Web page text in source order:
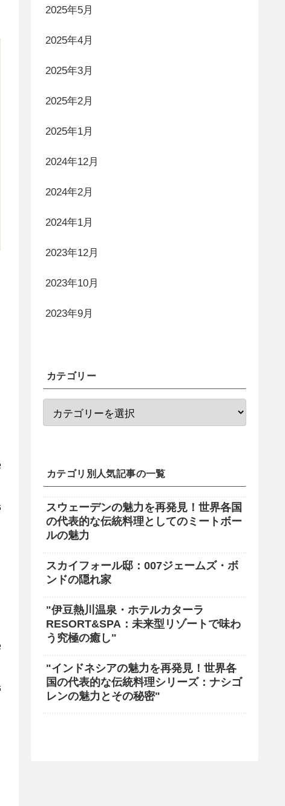
2025年5月
2025年4月
2025年3月
2025年2月
2025年1月
2024年12月
2024年2月
2024年1月
2023年12月
2023年10月
2023年9月
カテゴリー
カテゴリ別人気記事の一覧
スウェーデンの魅力を再発見！世界各国
の代表的な伝統料理としてのミートボー
ルの魅力
スカイフォール邸：007ジェームズ・ボ
ンドの隠れ家
"伊豆熱川温泉・ホテルカターラ
RESORT&SPA：未来型リゾートで味わ
う究極の癒し"
"インドネシアの魅力を再発見！世界各
国の代表的な伝統料理シリーズ：ナシゴ
レンの魅力とその秘密"